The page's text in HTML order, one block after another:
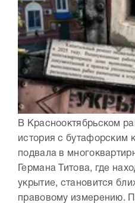
В Краснооктябрьском
история с бутафорским
подвала в
Германа Титова, где
укрытие, становится
правовому измерению.